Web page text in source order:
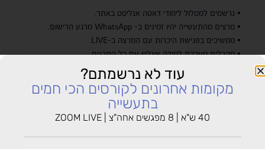
• נרשמים למסלול לימודי דאטה אנליסט באתר.
• מרצים מהתעשייה יהיו זמינים ב- WhatsApp מרגע הרישום.
• ממשיכים בפגישת היכרות עם המרצה ב-LIVE.
• מקבלים מערכת למידה אונליין עם כל התכנים.
• נהנים מגישה מלאה למערכת הלמידה – מכל מקום!
• משלמים פחות, כי אלה לימודים בלייב.
וזה עוד לא הכל… לימודי דאטה אנליסט אונליין מתנהלים ב-LIVE
ומאפשרים לכם להשתתף, לשאול שאלות ולקבל תשובות מהמרצה
והכל בשידור חי!
קצת על מסלול לימודי דאטה אנליסט אונליין
עוד לא נרשמתם?
מקומות אחרונים לקורסים הכי חמים
בתעשייה
40 ש"א | 8 מפגשים אחה"צ | ZOOM LIVE